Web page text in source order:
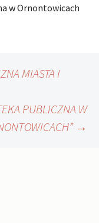
w Ornontowicach
MIASTA I
PUBLICZNA W
→